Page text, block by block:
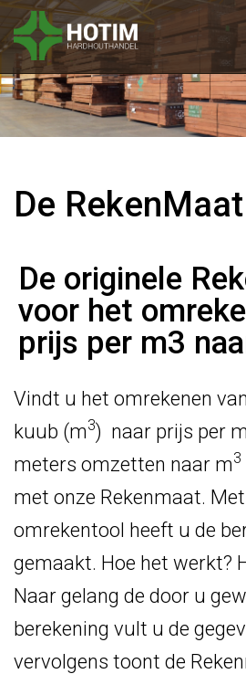
De RekenMaat
De originele
voor het
prijs per m3
Vindt u het omrekenen
kuub (m3) naar prijs per
meters omzetten naar m3
met onze Rekenmaat.
omrekentool heeft u de
gemaakt. Hoe het werkt?
Naar gelang de door u
berekening vult u de
vervolgens toont de